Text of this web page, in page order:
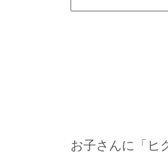
お子さんに「ヒ